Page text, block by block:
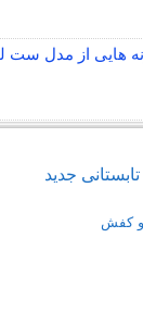
هایی از مدل ست
هایی از مدل یقه
جدید
و کفش